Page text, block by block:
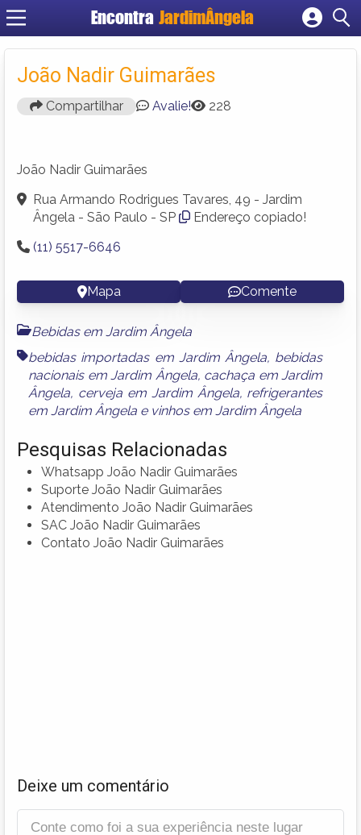
EncontraJardimÂngela
Cadastrar empresa
Fazer login
Criar conta
João Nadir Guimarães
Compartilhar Avalie! 228
João Nadir Guimarães
Rua Armando Rodrigues Tavares, 49 - Jardim
Ângela - São Paulo - SP
Endereço copiado!
(11) 5517-6646
Mapa Comente
Bebidas em Jardim Ângela
bebidas importadas em Jardim Ângela, bebidas
nacionais em Jardim Ângela, cachaça em Jardim
Ângela, cerveja em Jardim Ângela, refrigerantes
em Jardim Ângela e vinhos em Jardim Ângela
Pesquisas Relacionadas
Whatsapp João Nadir Guimarães
Suporte João Nadir Guimarães
Atendimento João Nadir Guimarães
SAC João Nadir Guimarães
Contato João Nadir Guimarães
Deixe um comentário